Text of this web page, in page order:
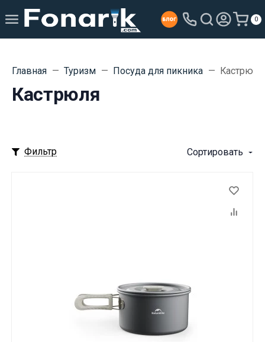
0
Главная Туризм Посуда для пикника Кастрюля
Кастрюля
Фильтр Сортировать